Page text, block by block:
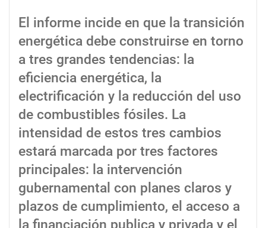
El informe incide en que la transición
energética debe construirse en torno
a tres grandes tendencias: la
eficiencia energética, la
electrificación y la reducción del uso
de combustibles fósiles. La
intensidad de estos tres cambios
estará marcada por tres factores
principales: la intervención
gubernamental con planes claros y
plazos de cumplimiento, el acceso a
la financiación publica y privada y el